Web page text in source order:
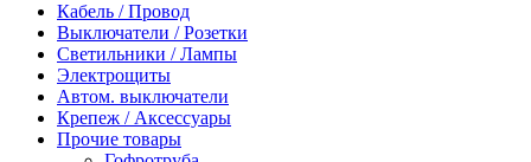
Кабель / Провод
Выключатели / Розетки
Светильники / Лампы
Электрощиты
Автом. выключатели
Крепеж / Аксессуары
Прочие товары